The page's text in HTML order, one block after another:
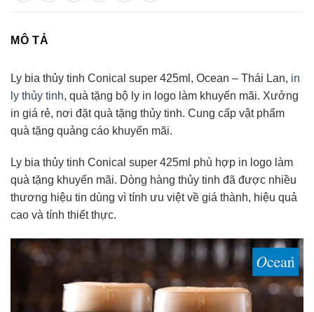
MÔ TẢ
Ly bia thủy tinh Conical super 425ml, Ocean – Thái Lan, in
ly thủy tinh, quà tặng bộ ly in logo làm khuyến mãi. Xưởng
in giá rẻ, nơi đặt quà tặng thủy tinh. Cung cấp vật phẩm
quà tặng quảng cáo khuyến mãi.
Ly bia thủy tinh Conical super 425ml phù hợp in logo làm
quà tặng khuyến mãi. Dòng hàng thủy tinh đã được nhiều
thương hiệu tin dùng vì tính ưu việt về giá thành, hiệu quả
cao và tính thiết thực.